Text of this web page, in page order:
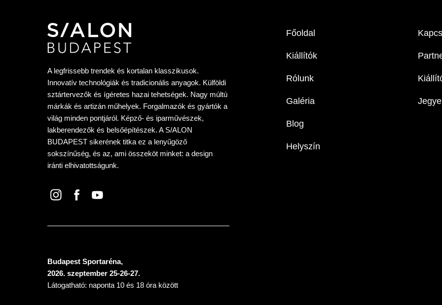
A legfrissebb trendek és kortalan klasszikusok.
Innovatív technológiák és tradicionális anyagok. Külföldi
sztártervezők és ígéretes hazai tehetségek. Nagy múltú
márkák és artizán műhelyek. Forgalmazók és gyártók a
világ minden pontjáról. Képző- és iparművészek,
lakberendezők és belsőépítészek. A S/ALON
BUDAPEST sikerének titka ez a lenyűgöző
sokszínűség, és az, ami összeköt minket: a design
iránti elhivatottságunk.
Budapest Sportaréna,
2026. szeptember 25-26-27.
Látogatható: naponta 10 és 18 óra között
Főoldal
Kiállítók
Rólunk
Galéria
Blog
Helyszín